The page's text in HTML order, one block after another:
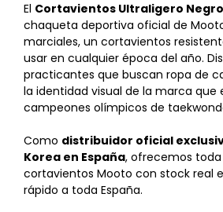
El Cortavientos Ultraligero
chaqueta deportiva oficial de
marciales, un cortavientos
usar en cualquier época del año.
practicantes que buscan ropa de
la identidad visual de la marca que
campeones olímpicos de
Como distribuidor oficial
Korea en España, ofrecemos
cortavientos Mooto con stock real
rápido a toda España.